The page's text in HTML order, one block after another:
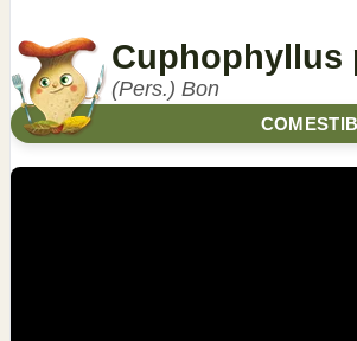
Cuphophyllus
(Pers.) Bon